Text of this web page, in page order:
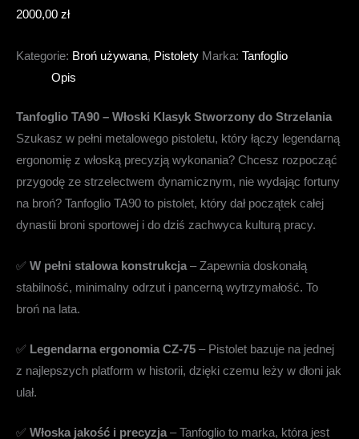
2000,00 zł
Kategorie: Broń używana, Pistolety Marka: Tanfoglio
Opis
Tanfoglio TA90 – Włoski Klasyk Stworzony do Strzelania
Szukasz w pełni metalowego pistoletu, który łączy legendarną
ergonomię z włoską precyzją wykonania? Chcesz rozpocząć
przygodę ze strzelectwem dynamicznym, nie wydając fortuny
na broń? Tanfoglio TA90 to pistolet, który dał początek całej
dynastii broni sportowej i do dziś zachwyca kulturą pracy.
✅ W pełni stalowa konstrukcja – Zapewnia doskonałą
stabilność, minimalny odrzut i pancerną wytrzymałość. To
broń na lata.
✅ Legendarna ergonomia CZ-75 – Pistolet bazuje na jednej
z najlepszych platform w historii, dzięki czemu leży w dłoni jak
ulał.
✅ Włoska jakość i precyzja– Tanfoglio to marka, która jest